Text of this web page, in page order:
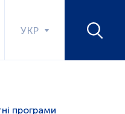
УКР
програми